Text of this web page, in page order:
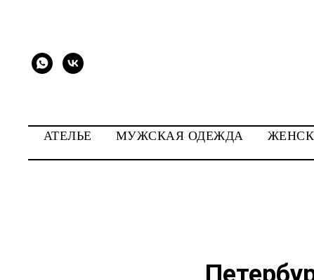
АТЕЛЬЕ МУЖСКАЯ ОДЕЖДА